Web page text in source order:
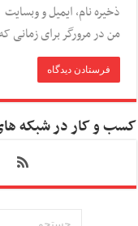
ذخیره نام، ایمیل و وبسایت
من در مرورگر برای زمانی
کسب و کار در شبکه